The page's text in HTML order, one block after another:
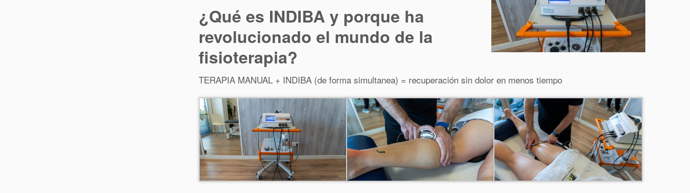
¿Qué es INDIBA y porque ha
revolucionado el mundo de la
fisioterapia?
TERAPIA MANUAL + INDIBA (de forma simultanea) = recuperación sin dolor en menos tiempo